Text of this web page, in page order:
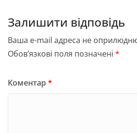
Залишити відповідь
Ваша e-mail адреса не
Обов’язкові поля позначені *
Коментар*